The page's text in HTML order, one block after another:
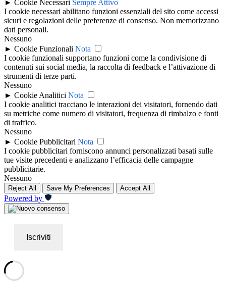
► Cookie Necessari Sempre Attivo
I cookie necessari abilitano funzioni essenziali del sito come accessi
sicuri e regolazioni delle preferenze di consenso. Non memorizzano
dati personali.
Nessuno
► Cookie Funzionali Nota
I cookie funzionali supportano funzioni come la condivisione di
contenuti sui social media, la raccolta di feedback e l’attivazione di
strumenti di terze parti.
Nessuno
► Cookie Analitici Nota
I cookie analitici tracciano le interazioni dei visitatori, fornendo dati
su metriche come numero di visitatori, frequenza di rimbalzo e fonti
di traffico.
Nessuno
► Cookie Pubblicitari Nota
I cookie pubblicitari forniscono annunci personalizzati basati sulle
tue visite precedenti e analizzano l’efficacia delle campagne
pubblicitarie.
Nessuno
Reject All Save My Preferences Accept All
Powered by
Iscriviti